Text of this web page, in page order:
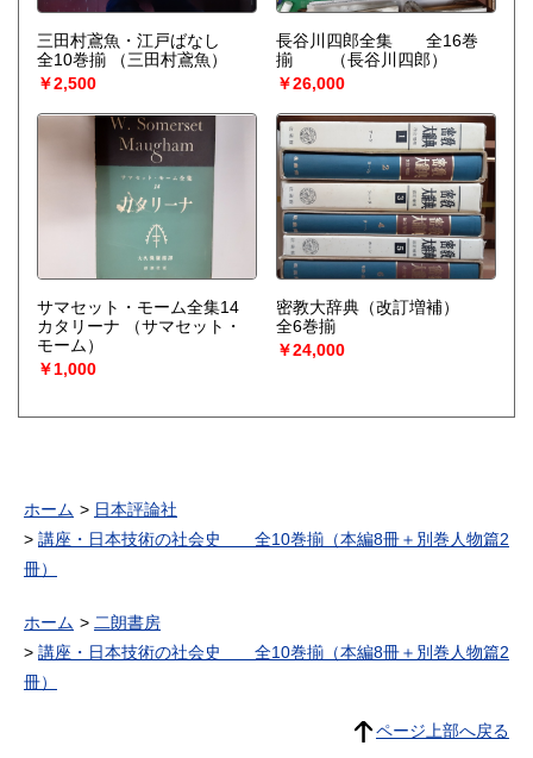
三田村鳶魚・江戸ばなし
全10巻揃
（三田村鳶魚）
￥2,500
長谷川四郎全集 全16巻
揃
（長谷川四郎）
￥26,000
サマセット・モーム全集14
カタリーナ
（サマセット・
モーム）
￥1,000
密教大辞典（改訂増補）
全6巻揃
￥24,000
ホーム
日本評論社
講座・日本技術の社会史 全10巻揃（本編8冊＋別巻人物篇2
冊）
ホーム
二朗書房
講座・日本技術の社会史 全10巻揃（本編8冊＋別巻人物篇2
冊）
ページ上部へ戻る